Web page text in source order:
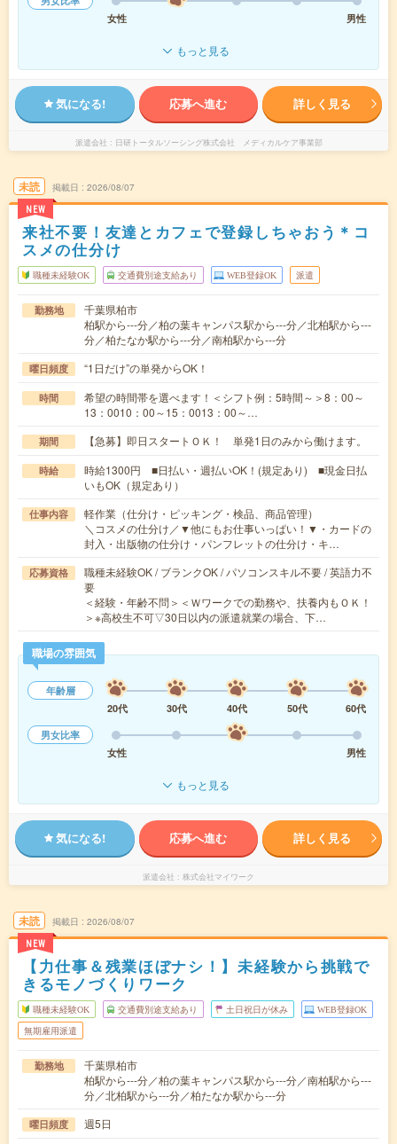
女性
男性
もっと見る
気になる! 応募へ進む 詳しく見る
派遣会社 日研トータルソーシング株式会社 メディカルケア事業部
未読
NEW
掲載日 2026/08/07
来社不要！友達とカフェで登録しちゃおう＊コ
スメの仕分け
職種未経験OK 交通費別途支給あり WEB登録OK 派遣
勤務地
千葉県柏市
柏駅から---分／柏の葉キャンパス駅から---分／北柏駅から---
分／柏たなか駅から---分／南柏駅から---分
曜日頻度 “1日だけ”の単発からOK！
時間
希望の時間帯を選べます！＜シフト例：5時間～＞8：00～
13：0010：00～15：0013：00～…
期間 【急募】即日スタートＯＫ！ 単発1日のみから働けます。
時給
時給1300円 ■日払い・週払いOK！(規定あり) ■現金日払
いもOK（規定あり）
仕事内容
軽作業（仕分け・ピッキング・検品、商品管理）
＼コスメの仕分け／▼他にもお仕事いっぱい！▼・カードの
封入・出版物の仕分け・パンフレットの仕分け・キ…
応募資格
職種未経験OK / ブランクOK / パソコンスキル不要 / 英語力不
要
＜経験・年齢不問＞＜Ｗワークでの勤務や、扶養内もＯＫ！
＞※高校生不可▽30日以内の派遣就業の場合、下…
職場の雰囲気
年齢層
20代
30代 40代 50代
60代
男女比率
女性
男性
もっと見る
気になる! 応募へ進む 詳しく見る
派遣会社 株式会社マイワーク
未読
NEW
掲載日 2026/08/07
【力仕事＆残業ほぼナシ！】未経験から挑戦で
きるモノづくりワーク
職種未経験OK 交通費別途支給あり 土日祝日が休み WEB登録OK
無期雇用派遣
勤務地
千葉県柏市
柏駅から---分／柏の葉キャンパス駅から---分／南柏駅から---
分／北柏駅から---分／柏たなか駅から---分
曜日頻度 週5日